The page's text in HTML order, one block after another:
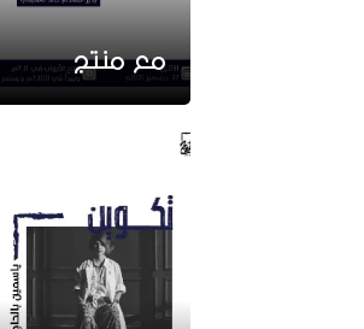
مع منتج